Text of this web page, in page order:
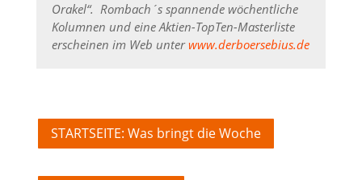
Orakel“. Rombach´s spannende wöchentliche
Kolumnen und eine Aktien-TopTen-Masterliste
erscheinen im Web unterwww.derboersebius.de
STARTSEITE: Was bringt die Woche